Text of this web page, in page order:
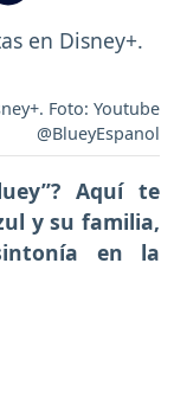
Foto: Youtube
@BlueyEspanol
? Aquí te
y su familia,
en la